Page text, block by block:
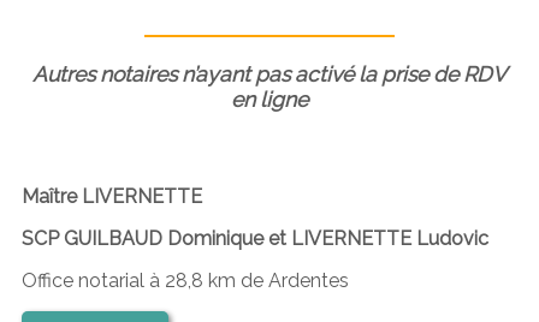
Autres notaires n’ayant pas activé la prise de RDV
en ligne
Maître LIVERNETTE
SCP GUILBAUD Dominique et LIVERNETTE Ludovic
Office notarial à 28,8 km de Ardentes